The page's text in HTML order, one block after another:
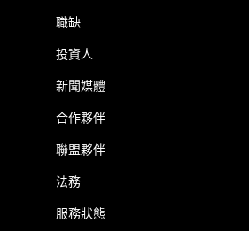
職缺
投資人
新聞媒體
合作夥伴
聯盟夥伴
法務
服務狀態